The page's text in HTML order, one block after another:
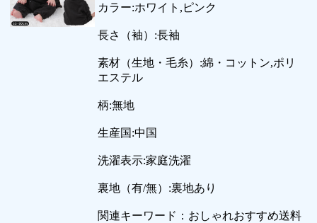
カラー:ホワイト,ピンク
長さ（袖）:長袖
素材（生地・毛糸）:綿・コットン,ポリ
エステル
柄:無地
生産国:中国
洗濯表示:家庭洗濯
裏地（有/無）:裏地あり
関連キーワード：おしゃれおすすめ送料